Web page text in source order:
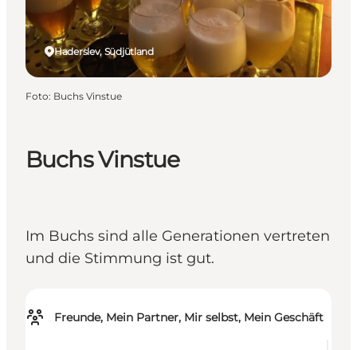
Booking
Buchs Vinstue
Im Buchs sind alle Generationen vertreten
und die Stimmung ist gut.
Freunde, Mein Partner, Mir selbst, Mein Geschäft
Haderslev, Südjütland
Foto: Buchs Vinstue